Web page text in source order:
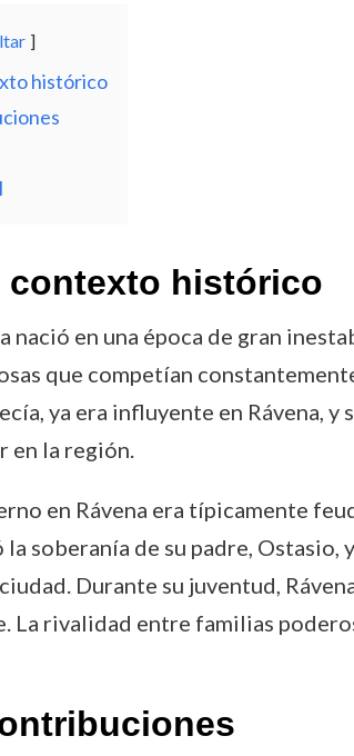
histórico
contexto histórico
nació en una época de gran
que competían
ya era influyente en Rávena,
en la región.
en Rávena era típicamente
soberanía de su padre,
Durante su juventud,
La rivalidad entre familias